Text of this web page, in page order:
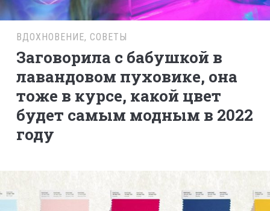
ВДОХНОВЕНИЕ, СОВЕТЫ
Заговорила с бабушкой в
лавандовом пуховике, она
тоже в курсе, какой цвет
будет самым модным в 2022
году